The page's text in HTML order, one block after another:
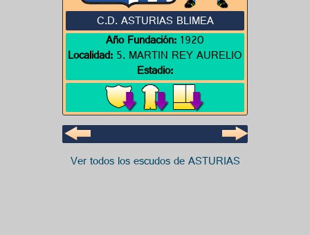
C.D. ASTURIAS BLIMEA
Año Fundación:1920
Localidad:5. MARTIN REY AURELIO
Estadio:
Ver todos los escudos de ASTURIAS